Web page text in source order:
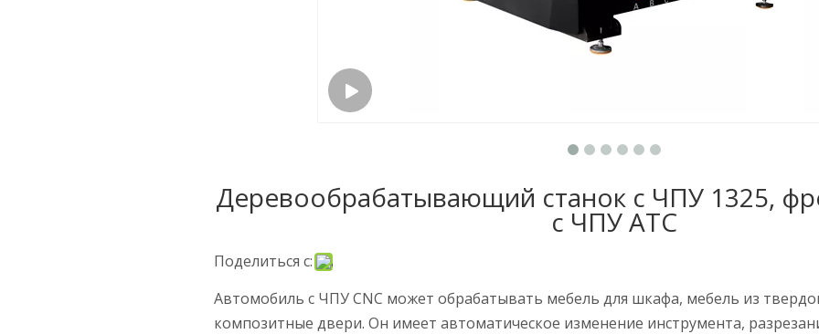
Деревообрабатывающий станок с ЧПУ 1325,
с ЧПУ ATC
Поделиться с:
Автомобиль с ЧПУ CNC может обрабатывать мебель для шкафа, мебель из
композитные двери. Он имеет автоматическое изменение инструмента,